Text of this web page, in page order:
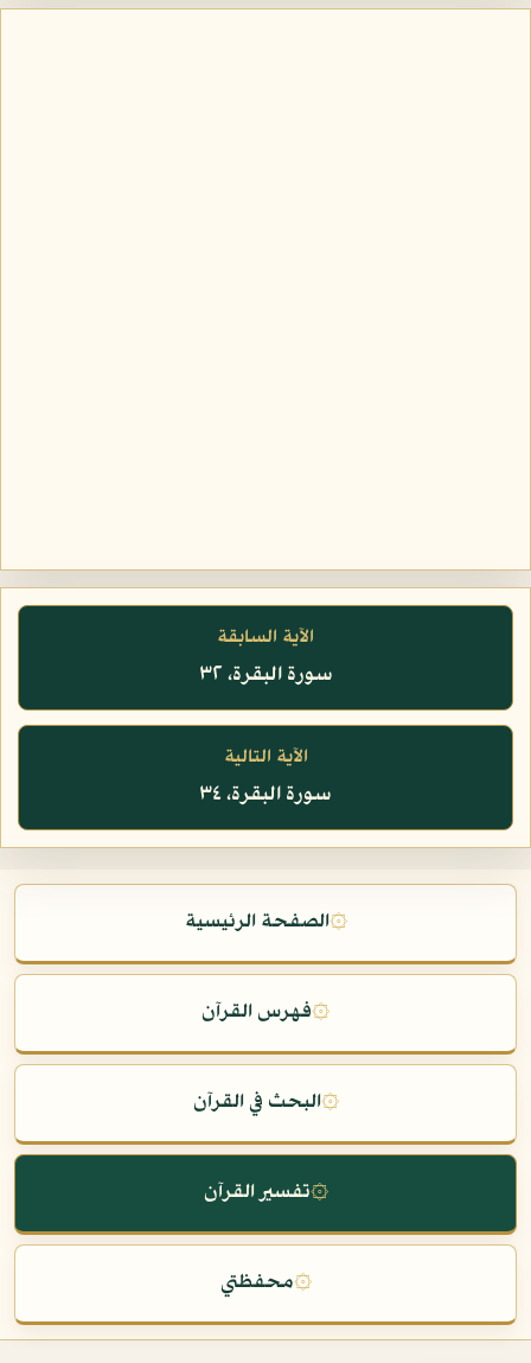
الآية السابقة
سورة البقرة، ٣٢
الآية التالية
سورة البقرة، ٣٤
۞الصفحة الرئيسية
۞فهرس القرآن
۞البحث في القرآن
۞تفسير القرآن
۞محفظتي